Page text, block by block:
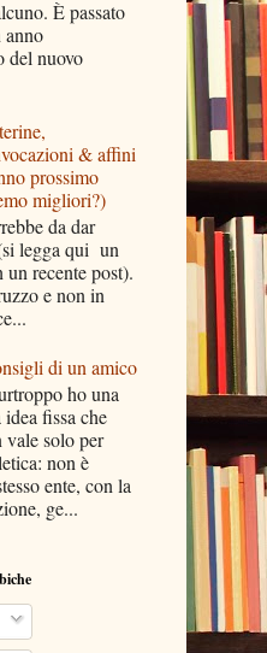
È passato
anno
del nuovo
& affini
prossimo
migliori?)
da dar
legga qui un
recente post).
e non in
di un amico
ho una
idea fissa che
vale solo per
non è
ente, con la
ge...